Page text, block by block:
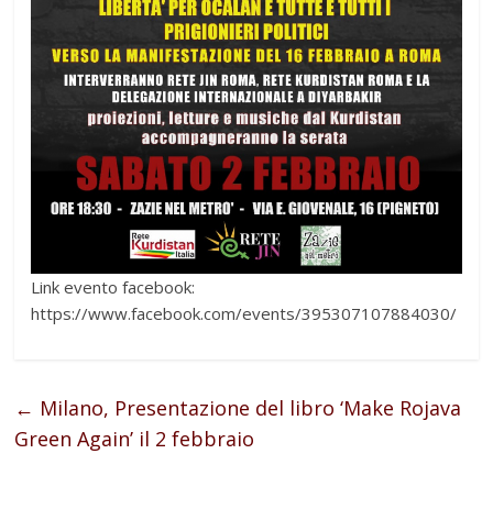
Link evento facebook:
https://www.facebook.com/events/395307107884030/
← Milano, Presentazione del libro ‘Make Rojava
Green Again’ il 2 febbraio